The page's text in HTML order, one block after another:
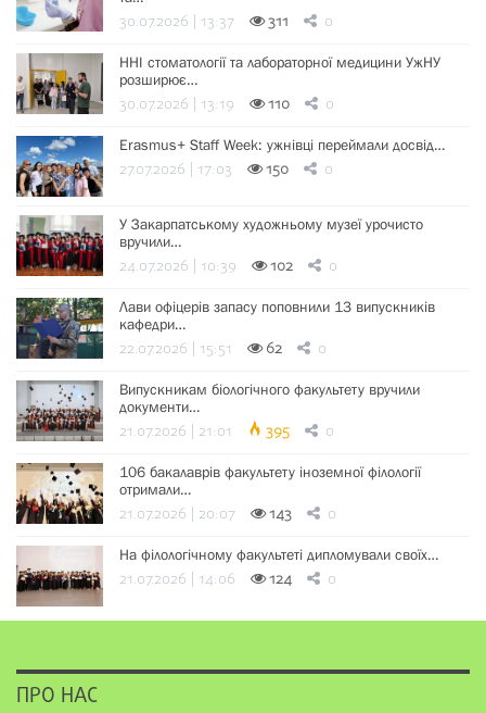
30.07.2026 | 13:37 311 0
ННІ стоматології та лабораторної медицини УжНУ
розширює…
30.07.2026 | 13:19 110 0
Erasmus+ Staff Week: ужнівці переймали досвід…
27.07.2026 | 17:03 150 0
У Закарпатському художньому музеї урочисто
вручили…
24.07.2026 | 10:39 102 0
Лави офіцерів запасу поповнили 13 випускників
кафедри…
22.07.2026 | 15:51 62 0
Випускникам біологічного факультету вручили
документи…
21.07.2026 | 21:01 395 0
106 бакалаврів факультету іноземної філології
отримали…
21.07.2026 | 20:07 143 0
На філологічному факультеті дипломували своїх…
21.07.2026 | 14:06 124 0
ПРО НАС